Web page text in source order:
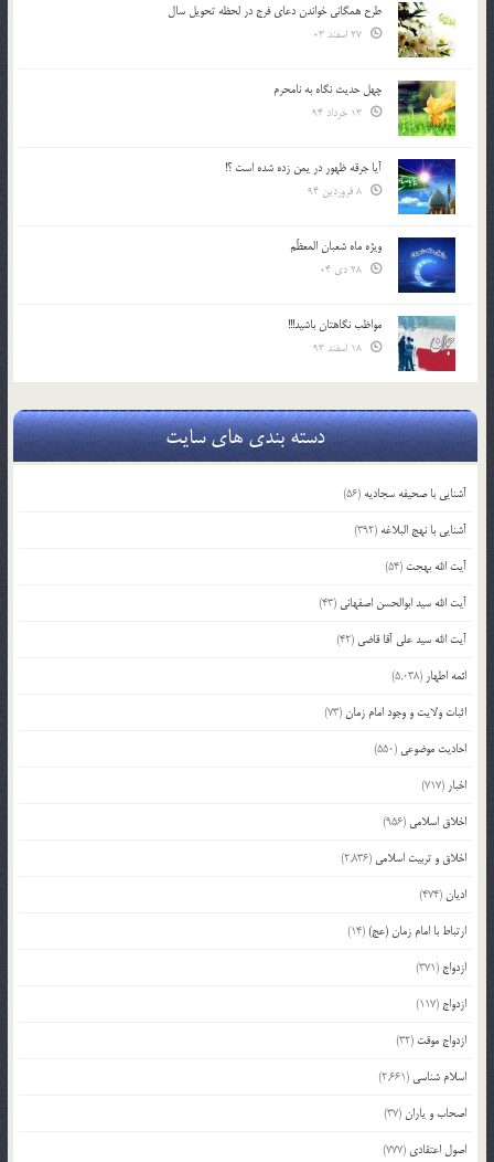
طرح همگانی خواندن دعای فرج در لحظه تحویل سال
چهل حدیث نگاه به نامحرم
آیا جرقه ظهور در یمن زده شده است ؟!
ویژه ماه شعبان المعظّم
مواظب نگاهتان باشید!!!
دسته بندی های سایت
آشنایی با صحیفه سجادیه (56)
آشنایی با نهج البلاغه (392)
آیت الله بهجت (54)
آیت الله سید ابوالحسن اصفهانی (43)
آیت الله سید علی آقا قاضی (42)
ائمه اطهار (5,038)
اثبات ولایت و وجود امام زمان(73)
احادیث موضوعی (550)
اخبار (717)
اخلاق اسلامی (956)
اخلاق و تربیت اسلامی (2,836)
ادیان(474)
ارتباط با امام زمان (عج)(14)
ازدواج (371)
ازدواج (117)
ازدواج موقت (32)
اسلام شناسی (2,661)
اصحاب و یاران(37)
اصول اعتقادی (777)